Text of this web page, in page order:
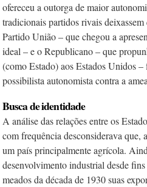
ofereceu a outorga de maior
tradicionais partidos rivais deixassem
Partido União – que chegou a
ideal – e o Republicano – que
(como Estado) aos Estados Unidos
possibilista autonomista contra a
Busca de identidade
A análise das relações entre os
com frequência desconsiderava que,
um país principalmente agrícola.
desenvolvimento industrial desde
meados da década de 1930 suas